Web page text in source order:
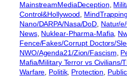
MainstreamMediaDeception
Control&Hollywood
MindTrapping
Nano/DARPA/Nasa/DoD Natur/
News, Nuklear-Pharma-Mafia
Fence/Fakes/Corrupt Doctors/
NWO/Agenda21/Zion/Fascism
Mafia/Military Terror vs Civilians/
Warfare Politik, Protection